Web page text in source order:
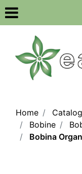
Open
Home
Bobine
Bobina